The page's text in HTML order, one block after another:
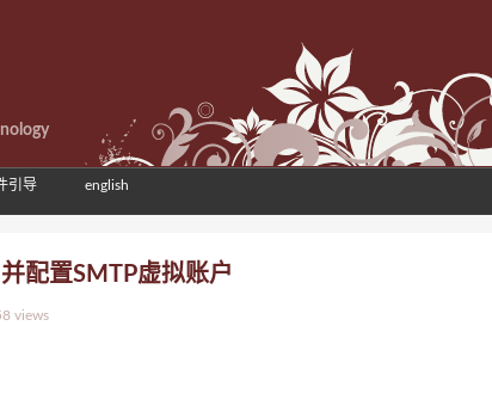
引导 english
配置SMTP虚拟账户
views